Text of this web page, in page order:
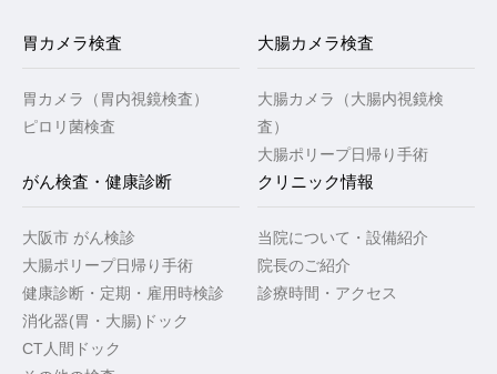
胃カメラ検査
胃カメラ（胃内視鏡検査）
ピロリ菌検査
大腸カメラ検査
大腸カメラ（大腸内視鏡検
査）
大腸ポリープ日帰り手術
がん検査・健康診断
大阪市 がん検診
大腸ポリープ日帰り手術
健康診断・定期・雇用時検診
消化器(胃・大腸)ドック
CT人間ドック
クリニック情報
当院について・設備紹介
院長のご紹介
診療時間・アクセス